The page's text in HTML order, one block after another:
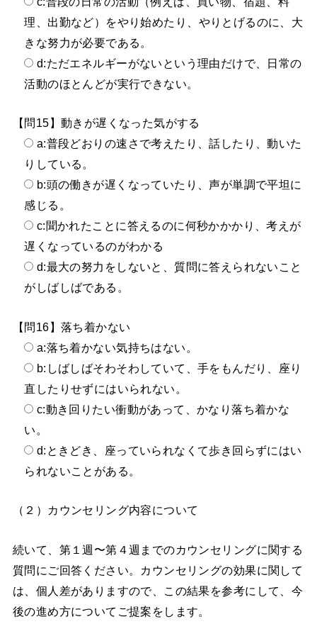
理、出勤など）をやり始めたり、やりとげるのに、大
きな努力が必要である。
d:ただエネルギーがないという理由だけで、日常の
活動のほとんどが実行できない。
【問15】動きが遅くなった気がする
a:普段どおりの速さで考えたり、話したり、動いた
りしている。
b:頭の働きが遅くなっていたり、声が単調で平坦に
感じる。
c:聞かれたことに答えるのに何秒かかかり、考えが
遅くなっているのがわかる
d:最大の努力をしないと、質問に答えられないこと
がしばしばである。
【問16】落ち着かない
a:落ち着かない気持ちはない。
b:しばしばそわそわしていて、手をもんだり、座り
直したりせずにはいられない。
c:動き回りたい衝動があって、かなり落ち着かな
い。
d:ときどき、座っていられなくて歩き回らずにはい
られないことがある。
（２）カウンセリング内容について
続いて、第１週〜第４週までのカウンセリングに関する
質問にご回答ください。カウンセリングの効果に関して
は、個人差がありますので、この結果を参考にして、今
後の進め方についてご提案をします。